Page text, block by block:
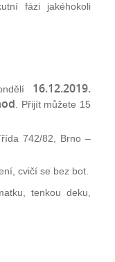
fázi jakéhokoli
16.12.2019.
. Přijít můžete 15
742/82, Brno –
cvičí se bez bot.
tenkou deku,